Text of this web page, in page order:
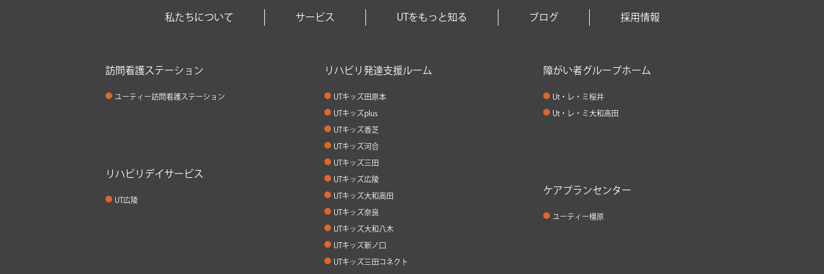
私たちについて サービス UTをもっと知る ブログ 採用情報
訪問看護ステーション
ユーティー訪問看護ステーション
リハビリデイサービス
UT広陵
リハビリ発達支援ルーム
UTキッズ田原本
UTキッズplus
UTキッズ香芝
UTキッズ河合
UTキッズ三田
UTキッズ広陵
UTキッズ大和高田
UTキッズ奈良
UTキッズ大和八木
UTキッズ新ノ口
UTキッズ三田コネクト
障がい者グループホーム
Ut・レ・ミ桜井
Ut・レ・ミ大和高田
ケアプランセンター
ユーティー橿原